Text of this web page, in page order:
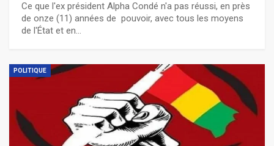
Ce que l'ex président Alpha Condé n'a pas réussi, en près
de onze (11) années de pouvoir, avec tous les moyens
de l'État et en…
POLITIQUE